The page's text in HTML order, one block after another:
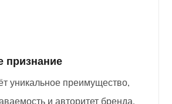
признание
уникальное преимущество,
и авторитет бренда,